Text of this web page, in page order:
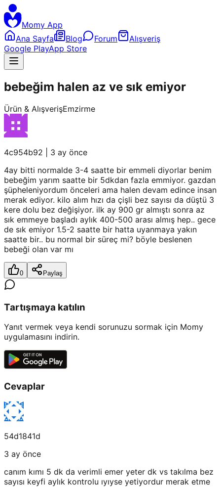
Momy App
Ana Sayfa
Blog Forum
Alışveriş
Google PlayApp Store
bebeğim halen az ve sık emiyor
Ürün & AlışverişEmzirme
4c954b92
3 ay önce
4ay bitti normalde 3-4 saatte bir emmeli diyorlar benim
bebeğim yarım saatte bir 5dkdan fazla emmiyor. gazdan
şüpheleniyordum önceleri ama halen devam edince insan
merak ediyor. kilo alım hızı da çişli bez sayısı da düştü 3
kere dolu bez değişiyor. ilk ay 900 gr almıştı sonra az
sık emmeye başladı aylık 400-500 arası almış hep.. gece
de sık emiyor 1.5-2 saatte bir hatta uyanmaya yakın
saatte bir.. bu normal bir süreç mi? böyle beslenen
bebeği olan var mı
0 Paylaş
Tartışmaya katılın
Yanıt vermek veya kendi sorunuzu sormak için Momy
uygulamasını indirin.
Cevaplar
54d1841d
3 ay önce
canım kımı 5 dk da verimli emer yeter dk vs takılma bez
sayısı keyfi aylık kontrolu ıyıyse yetiyordur merak etme